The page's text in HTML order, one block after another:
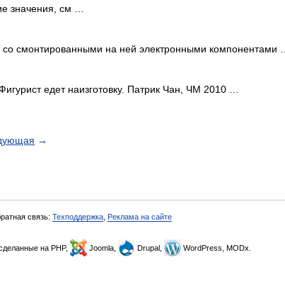
значения, см …
смонтированными на ней электронными компонентами …
едет наизготовку. Патрик Чан, ЧМ 2010 …
→
связь: Техподдержка Реклама на сайте
сделанные на PHP, Joomla, Drupal, WordPress, MODx.